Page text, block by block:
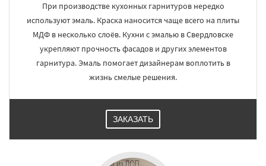
При производстве кухонных гарнитуров нередко
используют эмаль. Краска наносится чаще всего на плиты
МДФ в несколько слоёв. Кухни с эмалью в Свердловске
укрепляют прочность фасадов и других элементов
гарнитура. Эмаль помогает дизайнерам воплотить в
жизнь смелые решения.
ЗАКАЗАТЬ